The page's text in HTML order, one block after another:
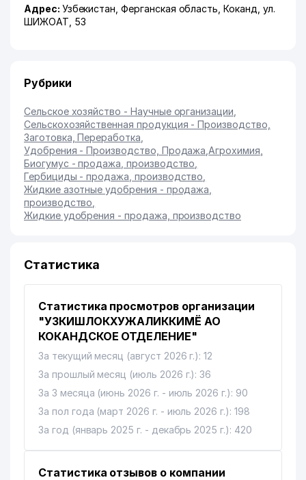
Адрес: Узбекистан,Ферганская область ,Коканд ул.
ШИЖОАТ , 53
Рубрики
Сельское хозяйство - Научные организации
Сельскохозяйственная продукция - Производство,
Заготовка, Переработка
Удобрения - Производство, Продажа Агрохимия
Биогумус - продажа, производство
Гербициды - продажа, производство
Жидкие азотные удобрения - продажа,
производство
Жидкие удобрения - продажа, производство
Статистика
Статистика просмотров организации
"УЗКИШЛОКХУЖАЛИККИМЁ АО
КОКАНДСКОЕ ОТДЕЛЕНИЕ"
За текущий месяц (август 2026 г.): 12
За прошлый месяц (июль 2026 г.): 36
За 3 месяца (июнь 2026 г. - июль 2026 г.): 90
За пол года (март 2026 г. - июль 2026 г.): 198
За год (январь 2025 г. - декабрь 2025 г.): 420
Статистика отзывов о компании